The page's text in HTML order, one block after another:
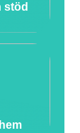
stöd